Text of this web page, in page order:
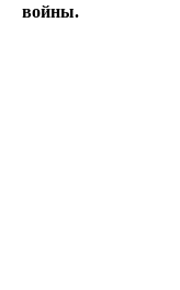
войны.